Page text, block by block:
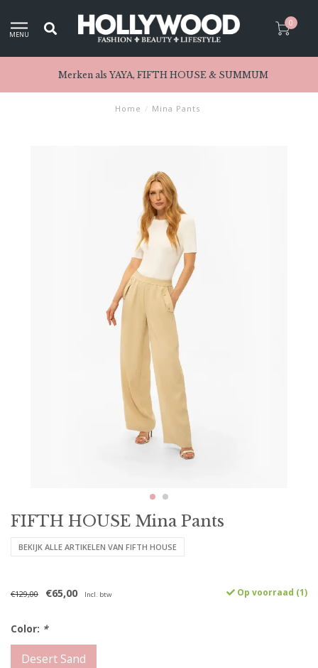
MENU
0
Merken als YAYA, FIFTH HOUSE & SUMMUM
Home / Mina Pants
FIFTH HOUSE Mina Pants
BEKIJK ALLE ARTIKELEN VAN FIFTH HOUSE
€129,00 €65,00 Incl. btw Op voorraad (1)
Color: *
Desert Sand